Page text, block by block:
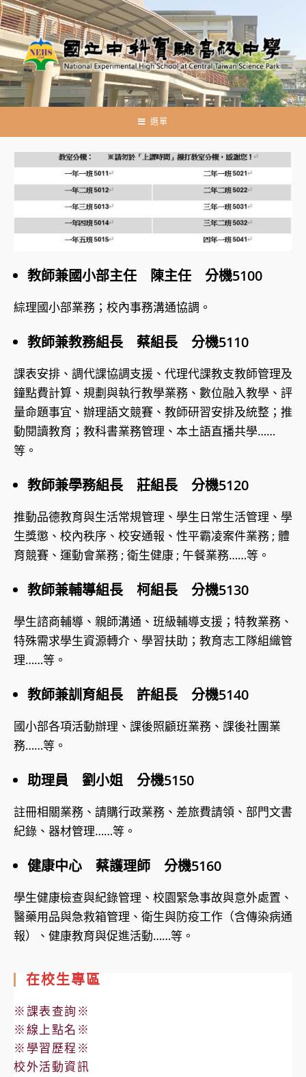
跳
轉
至
主
要
內
選單
教師兼國小部主任 陳主任 分機5100
綜理國小部業務；校內事務溝通協調。
教師兼教務組長 蔡組長 分機5110
課表安排、調代課協調支援、代理代課教支教師管理及
鐘點費計算、規劃與執行教學業務、數位融入教學、評
量命題事宜、辦理語文競賽、教師研習安排及統整；推
動閱讀教育；教科書業務管理、本土語直播共學……
等。
教師兼學務組長 莊組長 分機5120
推動品德教育與生活常規管理、學生日常生活管理、學
生獎懲、校內秩序、校安通報、性平霸凌案件業務 ; 體
育競賽、運動會業務 ; 衛生健康 ; 午餐業務……等。
教師兼輔導組長 柯組長 分機5130
學生諮商輔導、親師溝通、班級輔導支援；特教業務、
特殊需求學生資源轉介、學習扶助；教育志工隊組織管
理……等。
教師兼訓育組長 許組長 分機5140
國小部各項活動辦理、課後照顧班業務、課後社團業
務……等。
助理員 劉小姐 分機5150
註冊相關業務、請購行政業務、差旅費請領、部門文書
紀錄、器材管理……等。
健康中心 蔡護理師 分機5160
學生健康檢查與紀錄管理、校園緊急事故與意外處置、
醫藥用品與急救箱管理、衛生與防疫工作（含傳染病通
報）、健康教育與促進活動……等。
在校生專區
※課表查詢※
※線上點名※
※學習歷程※
校外活動資訊